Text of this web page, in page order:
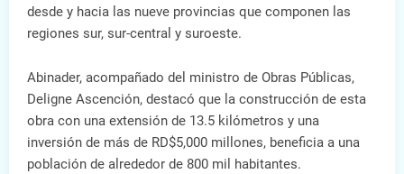
desde y hacia las nueve provincias que componen las
regiones sur, sur-central y suroeste.
Abinader, acompañado del ministro de Obras Públicas,
Deligne Ascención, destacó que la construcción de esta
obra con una extensión de 13.5 kilómetros y una
inversión de más de RD$5,000 millones, beneficia a una
población de alrededor de 800 mil habitantes.